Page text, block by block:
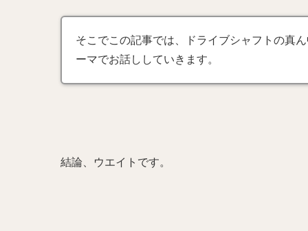
そこでこの記事では、ドライブシャフトの真
ーマでお話ししていきます。
結論、ウエイトです。